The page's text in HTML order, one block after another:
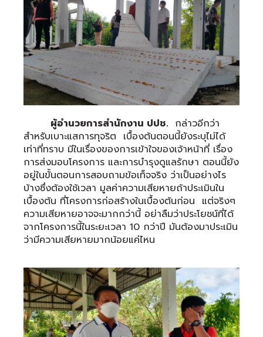
ผู้อำนวยการสำนักงาน ปปช. กล่าวอีกว่า
สำหรับเบาะแสการทุจริต เบื้องต้นตอนนี้ยังระบุไม่ได้
เท่าที่ทราบ มีในเรื่องของการเข้าใจของเจ้าหน้าที่ เรื่อง
การส่งมอบโครงการ และการบำรุงดูแลรักษา ตอนนี้ยัง
อยู่ในขั้นตอนการสอบถามข้อเท็จจริง ว่าเป็นอย่างไร
บ้างซึ่งต้องใช้เวลา มูลค่าความเสียหายถ้าประเมินใน
เบื้องต้น ที่โครงการก่อสร้างในเบื้องต้นก่อน แต่จริงๆ
ความเสียหายอาจจะมากกว่านี้ อย่าลืมว่าประโยชน์ที่ได้
จากโครงการนี้ในระยะเวลา 10 กว่าปี มันต้องมาประเมิน
ว่ามีความเสียหายมากน้อยแค่ไหน